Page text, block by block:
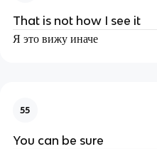
That is not how I see it
Я это вижу иначе
55
You can be sure